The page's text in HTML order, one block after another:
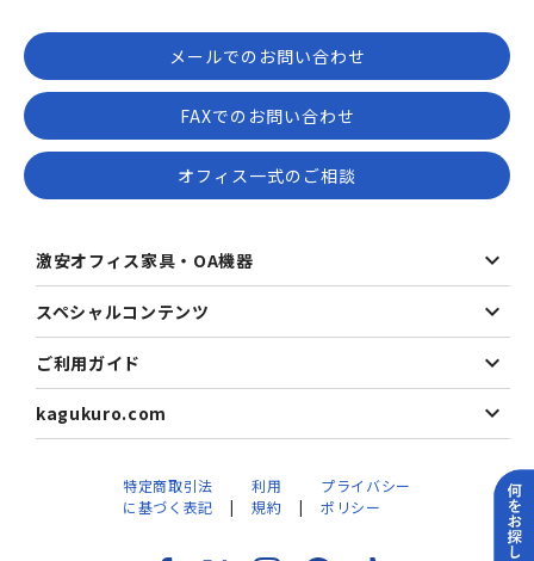
メールでのお問い合わせ
FAXでのお問い合わせ
オフィス一式のご相談
激安オフィス家具・OA機器
スペシャルコンテンツ
ご利用ガイド
kagukuro.com
特定商取引法
に基づく表記
利用
規約
プライバシー
ポリシー